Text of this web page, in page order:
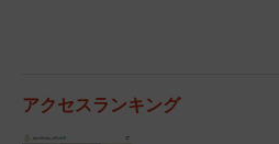
アクセスランキング